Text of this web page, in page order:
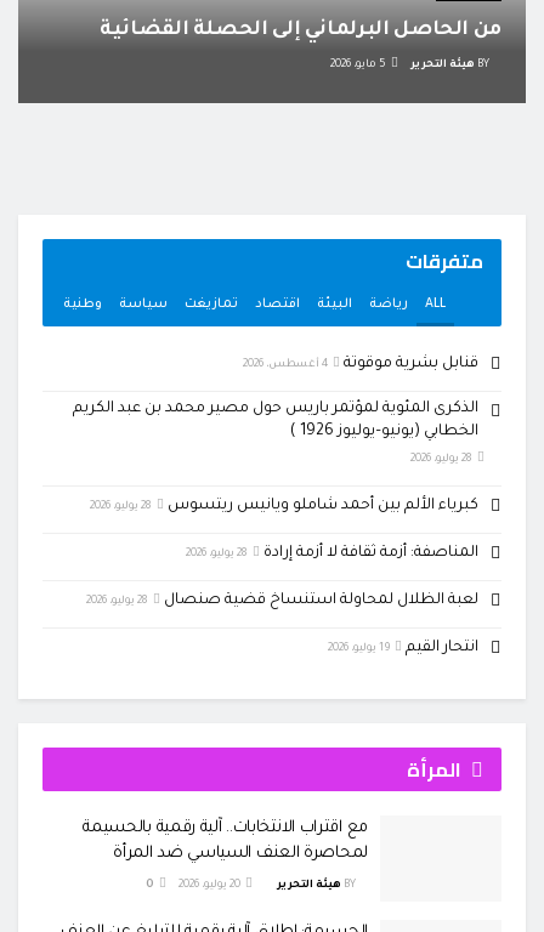
من الحاصل البرلماني إلى الحصلة القضائية
BY هيئة التحرير
متفرقات
ALL رياضة البيئة اقتصاد تمازيغت سياسة وطنية
قنابل بشرية موقوتة
الذكرى المئوية لمؤتمر باريس حول مصير محمد بن عبد الكريم
الخطابي (يونيو–يوليوز 1926 )
كبرياء الألم بين أحمد شاملو ويانيس ريتسوس
المناصفة: أزمة ثقافة لا أزمة إرادة
لعبة الظلال لمحاولة استنساخ قضية صنصال
انتحار القيم
المرأة
مع اقتراب الانتخابات.. آلية رقمية بالحسيمة
لمحاصرة العنف السياسي ضد المرأة
BY هيئة التحرير